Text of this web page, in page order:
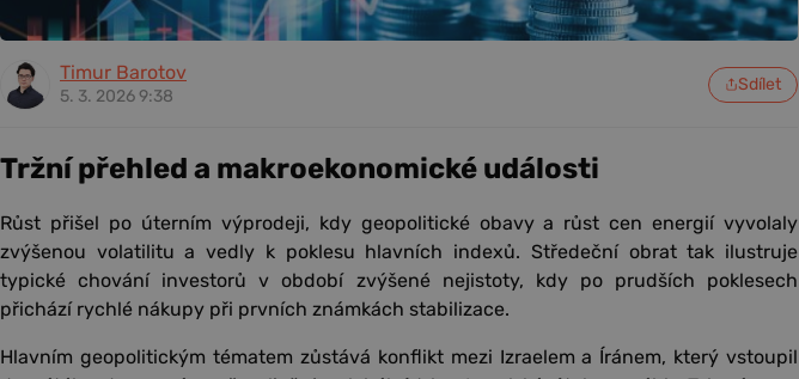
Timur Barotov
5. 3. 2026 9:38
Sdílet
Tržní přehled a makroekonomické události
Růst přišel po úterním výprodeji, kdy geopolitické obavy a růst cen energií vyvolaly
zvýšenou volatilitu a vedly k poklesu hlavních indexů. Středeční obrat tak ilustruje
typické chování investorů v období zvýšené nejistoty, kdy po prudších poklesech
přichází rychlé nákupy při prvních známkách stabilizace.
Hlavním geopolitickým tématem zůstává konflikt mezi Izraelem a Íránem, který vstoupil